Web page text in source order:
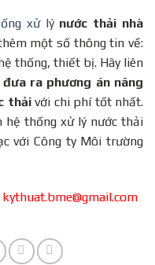
xử lýnước thải nhà
một số thông tin về:
thống, thiết bị. Hãy liên
ra phương án nâng
thảivới chi phí tốt nhất.
hệ thống xử lý nước thải
với Công ty Môi trường
kythuat.bme@gmail.com